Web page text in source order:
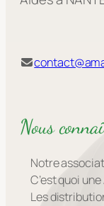
Nous
Notre
C’est quoi une
Les